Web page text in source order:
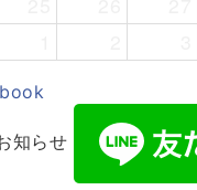
知らせ